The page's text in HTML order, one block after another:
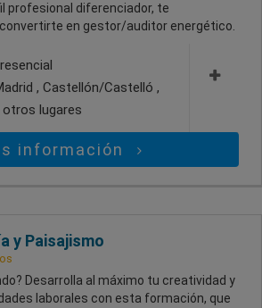
profesional diferenciador, te
en gestor/auditor energético.
, Castellón/Castelló ,
otros lugares
información
y Paisajismo
Desarrolla al máximo tu creatividad y
laborales con esta formación, que